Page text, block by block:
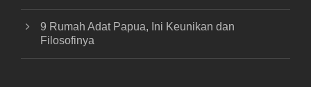
9 Rumah Adat Papua, Ini Keunikan dan
Filosofinya